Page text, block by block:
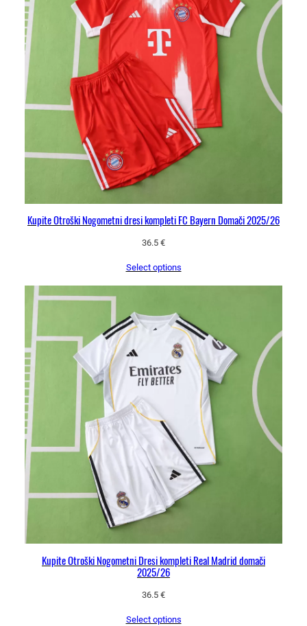
Kupite Otroški Nogometni dresi kompleti FC Bayern Domači 2025/26
36.5 €
Select options
Kupite Otroški Nogometni Dresi kompleti Real Madrid domači
2025/26
36.5 €
Select options